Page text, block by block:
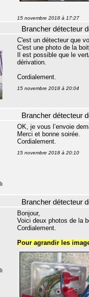
15 novembre 2018 à 17:27
Brancher détecteur
C'est un détecteur que
C'est une photo de la
Il est possible que le
dérivation.
Cordialement.
15 novembre 2018 à 20:04
Brancher détecteur
OK, je vous l’envoie
Merci et bonne soirée.
Cordialement.
15 novembre 2018 à 20:10
Brancher détecteur
Bonjour,
Voici deux photos de la
Cordialement.
Pour agrandir les